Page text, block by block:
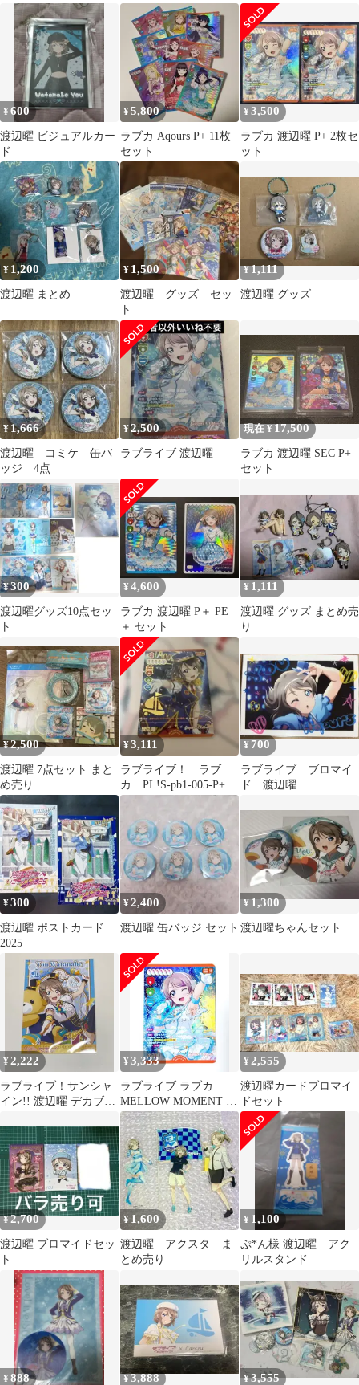
ライブ
4コン
bp2-005-P+[P+]：渡辺
曜
¥600
渡辺曜 ビジュアルカー
ド
¥5,800
ラブカ Aqours P+ 11枚
セット
¥3,500
ラブカ 渡辺曜 P+ 2枚セ
ット
¥ 1,200
渡辺曜 まとめ
¥ 1,500
渡辺曜 グッズ セッ
ト
¥1,111
渡辺曜 グッズ
¥1,666
渡辺曜 コミケ 缶バ
ッジ 4点
¥2,500
ラブライブ 渡辺曜
現在 ¥17,500
ラブカ 渡辺曜 SEC P+
セット
¥300
渡辺曜グッズ10点セッ
ト
¥4,600
ラブカ 渡辺曜 P＋ PE
＋ セット
¥ 1,111
渡辺曜 グッズ まとめ売
り
¥2,500
渡辺曜 7点セット まと
め売り
¥3,111
ラブライブ！ ラブ
カ PL!S-pb1-005-P+
渡辺曜
¥ 700
ラブライブ ブロマイ
ド 渡辺曜
¥300
渡辺曜 ポストカード
2025
¥2,400
渡辺曜 缶バッジ セット
¥1,300
渡辺曜ちゃんセット
¥2,222
ラブライブ！サンシャ
イン!! 渡辺曜 デカブロ
¥3,333
ラブライブ ラブカ
MELLOW MOMENT 渡
辺曜 箔押し P＋
¥2,555
渡辺曜カードブロマイ
ドセット
¥2,700
渡辺曜 ブロマイドセッ
ト
¥ 1,600
渡辺曜 アクスタ ま
とめ売り
¥ 1,100
ぷ*ん様 渡辺曜 アク
リルスタンド
¥888 ¥3,888 ¥3,555